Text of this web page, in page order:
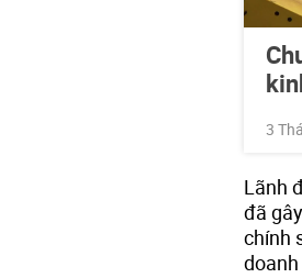
3
Lãnh
đã
chính